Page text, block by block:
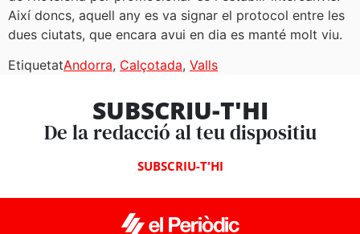
Així doncs, aquell any es va signar el protocol entre les
dues ciutats, que encara avui en dia es manté molt viu.
EtiquetatAndorra, Calçotada, Valls
SUBSCRIU-T'HI
De la redacció al teu dispositiu
SUBSCRIU-T'HI